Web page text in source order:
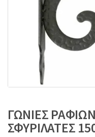
ΓΩΝΙΕΣ
ΣΦΥΡΙΛΑΤΕΣ